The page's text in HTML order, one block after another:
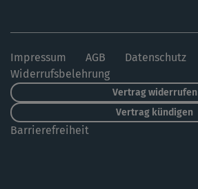
Impressum AGB
Datenschutz
Widerrufsbelehrung
Vertrag widerrufen
Vertrag kündigen
Barrierefreiheit